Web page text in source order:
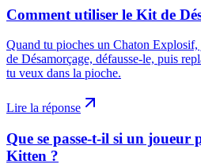
Comment utiliser le Kit de
Quand tu pioches un Chaton
de Désamorçage, défausse-le, puis
tu veux dans la pioche.
Lire la réponse
Que se passe-t-il si un joueur
Kitten ?